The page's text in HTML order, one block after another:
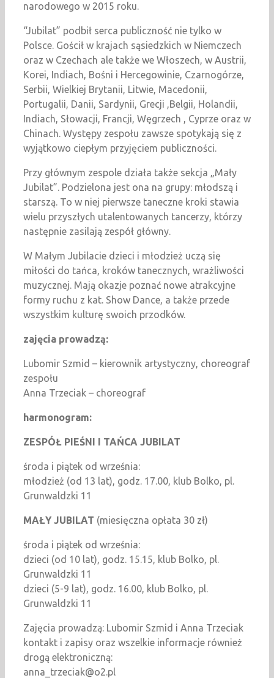
narodowego w 2015 roku.
“Jubilat” podbił serca publiczność nie tylko w
Polsce. Gościł w krajach sąsiedzkich w Niemczech
oraz w Czechach ale także we Włoszech, w Austrii,
Korei, Indiach, Bośni i Hercegowinie, Czarnogórze,
Serbii, Wielkiej Brytanii, Litwie, Macedonii,
Portugalii, Danii, Sardynii, Grecji ,Belgii, Holandii,
Indiach, Słowacji, Francji, Węgrzech , Cyprze oraz w
Chinach. Występy zespołu zawsze spotykają się z
wyjątkowo ciepłym przyjęciem publiczności.
Przy głównym zespole działa także sekcja „Mały
Jubilat”. Podzielona jest ona na grupy: młodszą i
starszą. To w niej pierwsze taneczne kroki stawia
wielu przyszłych utalentowanych tancerzy, którzy
następnie zasilają zespół główny.
W Małym Jubilacie dzieci i młodzież uczą się
miłości do tańca, kroków tanecznych, wrażliwości
muzycznej. Mają okazje poznać nowe atrakcyjne
formy ruchu z kat. Show Dance, a także przede
wszystkim kulturę swoich przodków.
zajęcia prowadzą:
Lubomir Szmid – kierownik artystyczny, choreograf
zespołu
Anna Trzeciak – choreograf
harmonogram:
ZESPÓŁ PIEŚNI I TAŃCA JUBILAT
środa i piątek od września:
młodzież (od 13 lat), godz. 17.00, klub Bolko, pl.
Grunwaldzki 11
MAŁY JUBILAT (miesięczna opłata 30 zł)
środa i piątek od września:
dzieci (od 10 lat), godz. 15.15, klub Bolko, pl.
Grunwaldzki 11
dzieci (5-9 lat), godz. 16.00, klub Bolko, pl.
Grunwaldzki 11
Zajęcia prowadzą: Lubomir Szmid i Anna Trzeciak
kontakt i zapisy oraz wszelkie informacje również
drogą elektroniczną:
anna_trzeciak@o2.pl